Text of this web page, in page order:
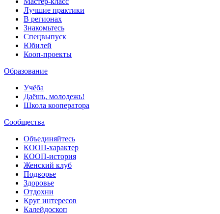
Лучшие практики
В регионах
Знакомьтесь
Спецвыпуск
Юбилей
Кооп-проекты
Образование
Учёба
Даёшь, молодежь!
Школа кооператора
Сообщества
Объединяйтесь
КООП-характер
КООП-история
Женский клуб
Подворье
Здоровье
Отдохни
Круг интересов
Калейдоскоп